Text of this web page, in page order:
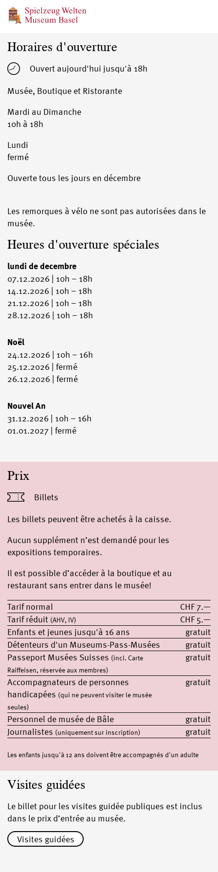
Horaires d'ouverture
Ouvert aujourd'hui jusqu'à 18h
Musée, Boutique et Ristorante
Mardi au Dimanche
10h à 18h
Lundi
fermé
Ouverte tous les jours en décembre
Les remorques à vélo ne sont pas autorisées dans le
musée.
Heures d'ouverture spéciales
lundi de decembre
07.12.2026 | 10h – 18h
14.12.2026 | 10h – 18h
21.12.2026 | 10h – 18h
28.12.2026 | 10h – 18h
Noël
24.12.2026 | 10h – 16h
25.12.2026 | fermé
26.12.2026 | fermé
Nouvel An
31.12.2026 | 10h – 16h
01.01.2027 | fermé
Prix
Billets
Les billets peuvent être achetés à la caisse.
Aucun supplément n’est demandé pour les
expositions temporaires.
Il est possible d’accéder à la boutique et au
restaurant sans entrer dans le musée!
Tarif normal
CHF 7.—
Tarif réduit (AHV, IV)
CHF 5.—
Enfants et jeunes jusqu'à 16 ans
gratuit
Détenteurs d'un Museums-Pass-Musées
gratuit
Passeport Musées Suisses (incl. Carte
Raiffeisen, réservée aux membres)
gratuit
Accompagnateurs de personnes
handicapées (qui ne peuvent visiter le musée
seules)
gratuit
Personnel de musée de Bâle
gratuit
Journalistes (uniquement sur inscription) gratuit
Les enfants jusqu'à 12 ans doivent être accompagnés d'un adulte
Visites guidées
Le billet pour les visites guidée publiques est inclus
dans le prix d’entrée au musée.
Visites guidées